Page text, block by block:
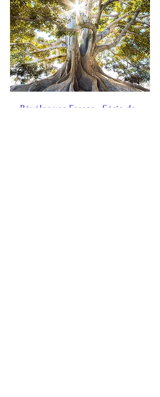
Révéler vos Forces - Série de